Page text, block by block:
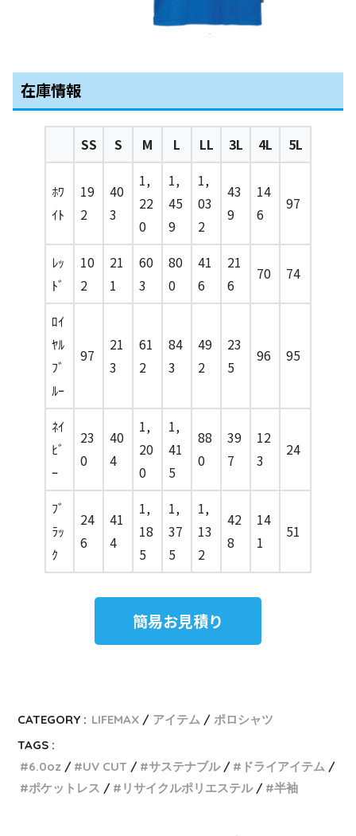
在庫情報
SS S M L LL 3L 4L 5L
ﾎﾜ
ｲﾄ
19
2
40
3
1,
22
0
1,
45
9
1,
03
2
43
9
14
6
97
ﾚｯ
ﾄﾞ
10
2
21
1
60
3
80
0
41
6
21
6
70 74
ﾛｲ
ﾔﾙ
ﾌﾞ
ﾙｰ
97
21
3
61
2
84
3
49
2
23
5
96 95
ﾈｲ
ﾋﾞ
ｰ
23
0
40
4
1,
20
0
1,
41
5
88
0
39
7
12
3
24
ﾌﾞ
ﾗｯ
ｸ
24
6
41
4
1,
18
5
1,
37
5
1,
13
2
42
8
14
1
51
簡易お見積り
CATEGORY : LIFEMAX アイテム
ポロシャツ
TAGS :
6.0oz
UV CUT サステナブル
ドライアイテム
ポケットレス
リサイクルポリエステル 半袖